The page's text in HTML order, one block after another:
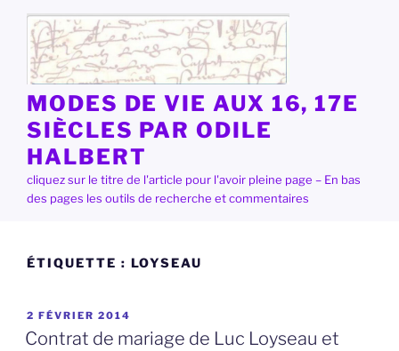
contenu
principal
MODES DE VIE AUX 16, 17E
SIÈCLES PAR ODILE
HALBERT
cliquez sur le titre de l'article pour l'avoir pleine page – En bas
des pages les outils de recherche et commentaires
ÉTIQUETTE : LOYSEAU
PUBLIÉ
LE
2 FÉVRIER 2014
Contrat de mariage de Luc Loyseau et